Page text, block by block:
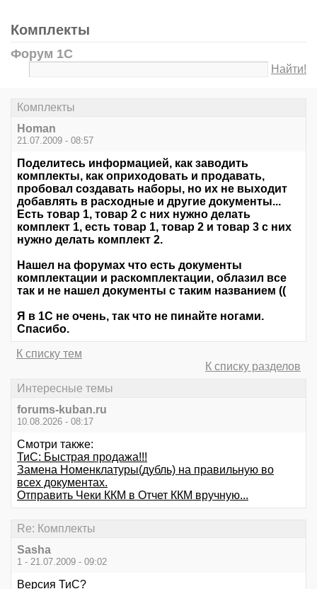
Комплекты
Форум 1С
Найти!
Комплекты
Homan
21.07.2009 - 08:57
Поделитесь информацией, как заводить
комплекты, как оприходовать и продавать,
пробовал создавать наборы, но их не выходит
добавлять в расходные и другие документы...
Есть товар 1, товар 2 с них нужно делать
комплект 1, есть товар 1, товар 2 и товар 3 с них
нужно делать комплект 2.
Нашел на форумах что есть документы
комплектации и раскомплектации, облазил все
так и не нашел документы с таким названием ((
Я в 1С не очень, так что не пинайте ногами.
Спасибо.
К списку тем
К списку разделов
Интересные темы
forums-kuban.ru
10.08.2026 - 08:17
Смотри также:
ТиС: Быстрая продажа!!!
Замена Номенклатуры(дубль) на правильную во
всех документах.
Отправить Чеки ККМ в Отчет ККМ вручную...
Re: Комплекты
Sasha
1 - 21.07.2009 - 09:02
Версия ТиС?